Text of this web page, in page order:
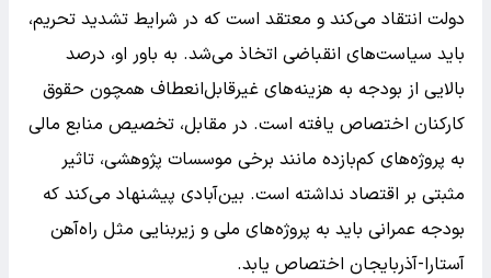
دولت انتقاد می‌کند و معتقد است که در شرایط تشدید تحریم،
باید سیاست‌های انقباضی اتخاذ می‌شد. به باور او، درصد
بالایی از بودجه به هزینه‌های غیرقابل‌انعطاف همچون حقوق
کارکنان اختصاص یافته است. در مقابل، تخصیص منابع مالی
به پروژه‌های کم‌بازده مانند برخی موسسات پژوهشی، تاثیر
مثبتی بر اقتصاد نداشته است. بین‌آبادی پیشنهاد می‌کند که
بودجه عمرانی باید به پروژه‌های ملی و زیربنایی مثل راه‌آهن
آستارا-آذربایجان اختصاص یابد.